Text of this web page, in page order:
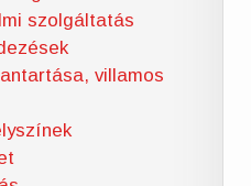
szolgáltatás
villamos